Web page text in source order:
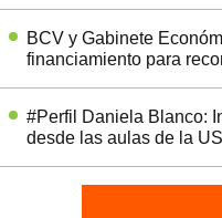
BCV y Gabinete
financiamiento para
#Perfil Daniela Blanco:
desde las aulas de la